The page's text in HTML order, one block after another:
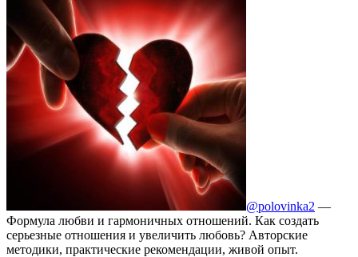
@polovinka2 —
Формула любви и гармоничных отношений. Как создать
серьезные отношения и увеличить любовь? Авторские
методики, практические рекомендации, живой опыт.